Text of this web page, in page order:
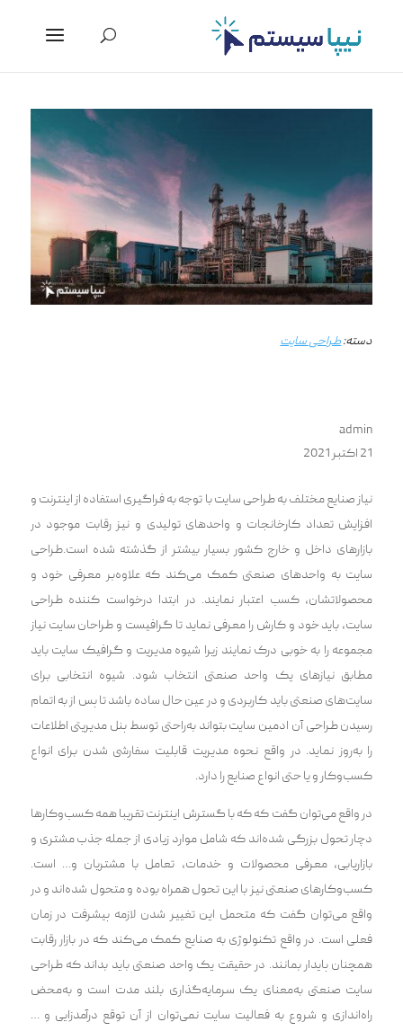
دسته:طراحی سایت
admin
21 اکتبر 2021
نیاز صنایع مختلف به طراحی سایت با توجه به فراگیری استفاده از اینترنت و
افزایش تعداد کارخانجات و واحد‌های تولیدی و نیز رقابت موجود در
بازار‌های داخل و خارج کشور بسیار بیشتر از گذشته شده است.طراحی
سایت به واحد‌های صنعتی کمک می‌کند که علاوه‌بر معرفی خود و
محصولاتشان، کسب اعتبار نمایند. در ابتدا درخواست کننده طراحی
سایت، باید خود و کارش را معرفی نماید تا گرافیست و طراحان سایت نیاز
مجموعه را به خوبی درک نمایند زیرا شیوه مدیریت و گرافیک سایت باید
مطابق نیاز‌های یک واحد صنعتی انتخاب شود. شیوه انتخابی برای
سایت‌های صنعتی باید کاربردی و در عین حال ساده باشد تا پس از به اتمام
رسیدن طراحی آن ادمین سایت بتواند به‌راحتی توسط پنل مدیریتی اطلاعات
را به‌روز نماید. در واقع نحوه مدیریت قابلیت سفارشی شدن برای انواع
کسب‌وکار و یا حتی انواع صنایع را دارد.
در واقع می‌توان گفت که که با گسترش اینترنت تقریبا همه کسب‌وکار‌ها
دچار تحول بزرگی شده‌اند که شامل موارد زیادی از جمله جذب مشتری و
بازاریابی، معرفی محصولات و خدمات، تعامل با مشتریان و… است.
کسب‌وکارهای صنعتی نیز با این تحول همراه بوده و متحول شده‌اند و در
واقع می‌توان گفت که متحمل این تغییر شدن لازمه پیشرفت در زمان
فعلی است. در واقع تکنولوژی به صنایع کمک می‌کند که در بازار رقابت
همچنان پایدار بمانند. در حقیقت یک واحد صنعتی باید بداند که طراحی
سایت صنعتی به‌معنای یک سرمایه‌گذاری بلند مدت است و به‌محض
راه‌اندازی و شروع به فعالیت سایت نمی‌توان از آن توقع درآمدزایی و …